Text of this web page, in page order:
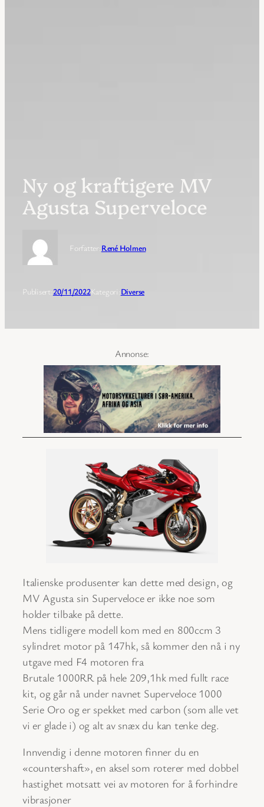
Ny og kraftigere MV
Agusta Superveloce
Forfatter:René Holmen
Publisert:20/11/2022Kategori:Diverse
Italienske produsenter kan dette med design, og
MV Agusta sin Superveloce er ikke noe som
holder tilbake på dette.
Mens tidligere modell kom med en 800ccm 3
sylindret motor på 147hk, så kommer den nå i ny
utgave med F4 motoren fra
Brutale 1000RR på hele 209,1hk med fullt race
kit, og går nå under navnet Superveloce 1000
Serie Oro og er spekket med carbon (som alle vet
vi er glade i) og alt av snæx du kan tenke deg.
Innvendig i denne motoren finner du en
«countershaft», en aksel som roterer med dobbel
hastighet motsatt vei av motoren for å forhindre
vibrasjoner